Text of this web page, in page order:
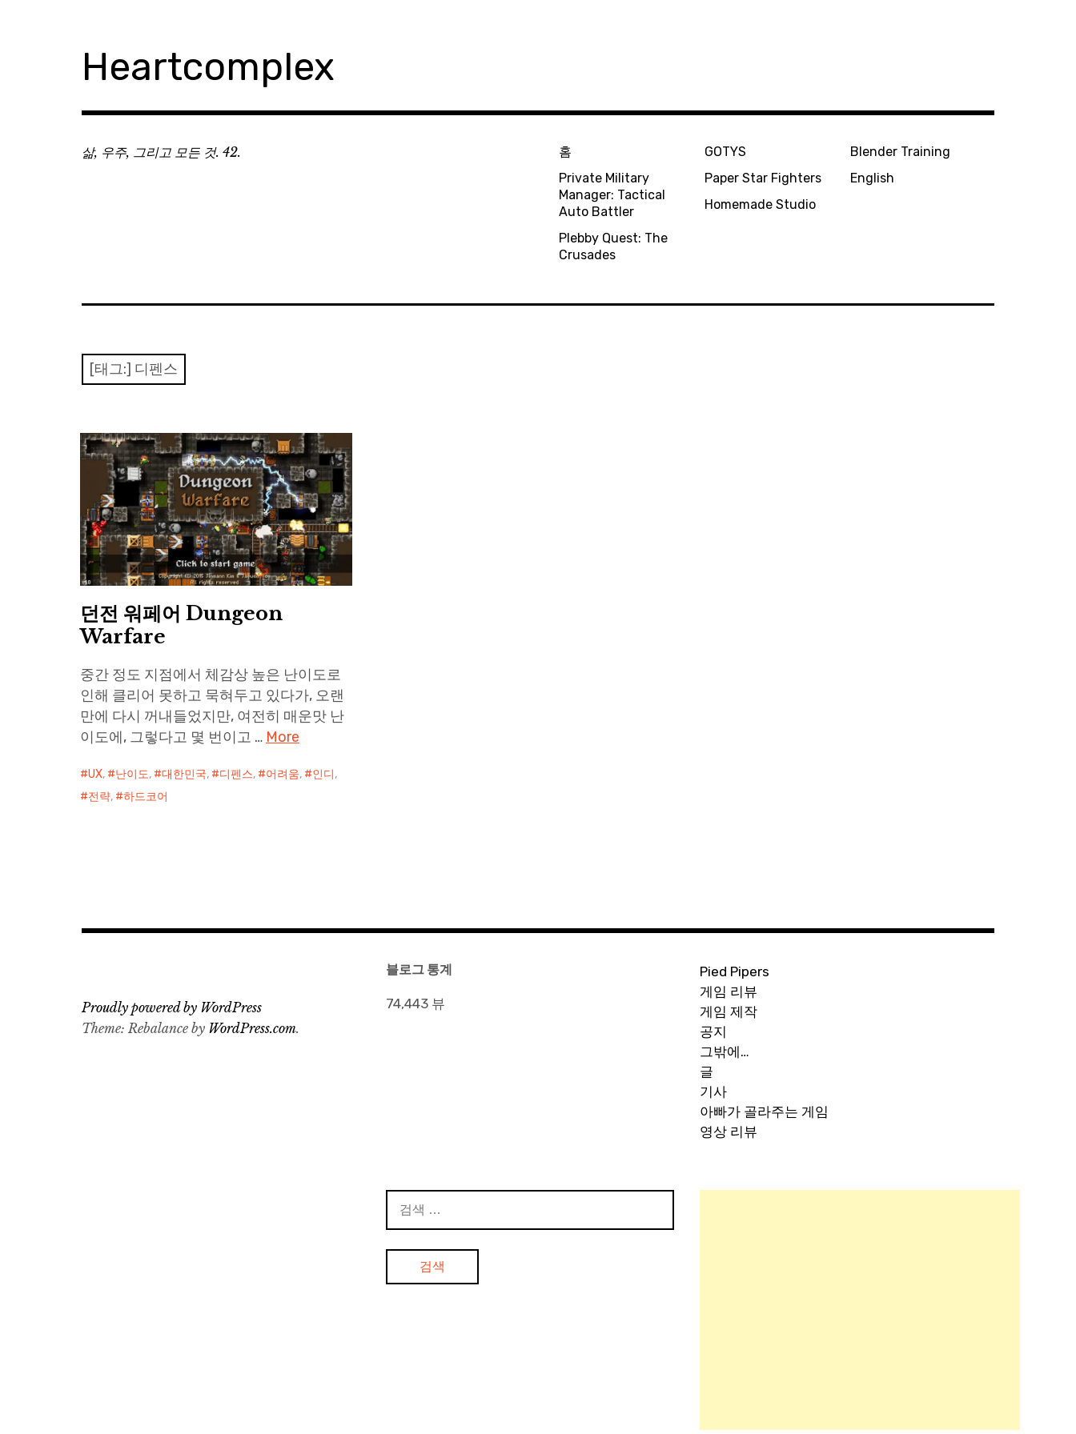
Heartcomplex
삶, 우주, 그리고 모든 것. 42.
홈
Private Military
Manager: Tactical
Auto Battler
Plebby Quest: The
Crusades
GOTYS
Paper Star Fighters
Homemade Studio
Blender Training
English
[태그:] 디펜스
던전 워페어 Dungeon
Warfare
중간 정도 지점에서 체감상 높은 난이도로
인해 클리어 못하고 묵혀두고 있다가, 오랜
만에 다시 꺼내들었지만, 여전히 매운맛 난
이도에, 그렇다고 몇 번이고 … More
UX, 난이도, 대한민국, 디펜스, 어려움, 인디,
전략, 하드코어
블로그 통계
74,443 뷰
Pied Pipers
게임 리뷰
게임 제작
공지
그밖에…
글
기사
아빠가 골라주는 게임
영상 리뷰
색:
Proudly powered by WordPress
Theme: Rebalance by WordPress.com.